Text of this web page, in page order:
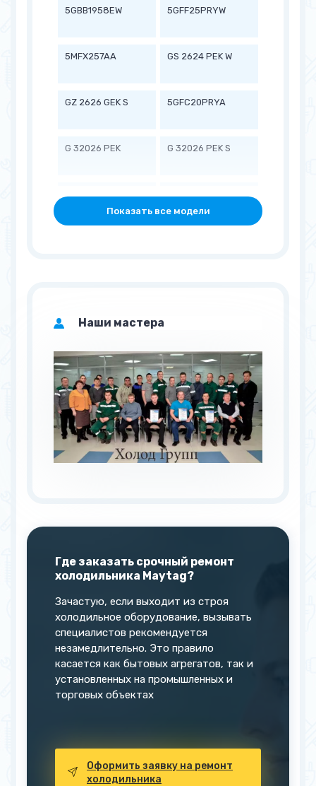
5GBB1958EW 5GFF25PRYW
5MFX257AA GS 2624 PEK W
GZ 2626 GEK S 5GFC20PRYA
G 32026 PEK G 32026 PEK S
5MFI267AA G 32526 PEK
5GBB22PRYW 5GBL22PRYA
5GFC20PRYAV 5GFC20PRYW
G 32027 WEK S G 32027 WEK W
G 32526 PEK B G 32526 PEK S
G 32526 PEK W G 37025 PEA S
G 37025 PEA W
Показать все модели
Наши мастера
Где заказать срочный ремонт
холодильника Maytag?
Зачастую, если выходит из строя
холодильное оборудование, вызывать
специалистов рекомендуется
незамедлительно. Это правило
касается как бытовых агрегатов, так и
установленных на промышленных и
торговых объектах
Оформить заявку на ремонт
холодильника